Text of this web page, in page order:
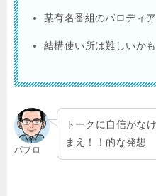
某有名番組のパロディ
結構使い所は難しいかも
パブロ
トークに自信がな
まえ！！的な発想